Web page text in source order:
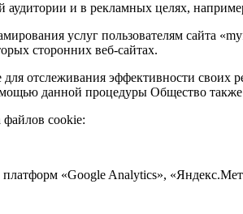
и в рекламных целях,
услуг пользователям сайта
сторонних веб-сайтах.
отслеживания эффективности
данной процедуры Общество также
cookie:
«Google Analytics»,